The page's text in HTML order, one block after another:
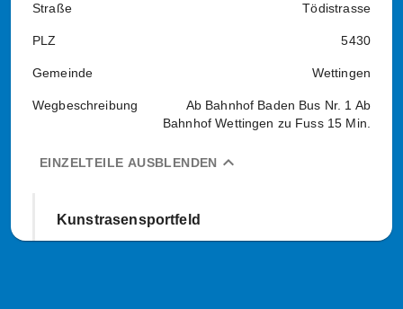
Straße Tödistrasse
PLZ 5430
Gemeinde Wettingen
Wegbeschreibung
Ab Bahnhof Baden Bus Nr. 1 Ab
Bahnhof Wettingen zu Fuss 15 Min.
expand_less
EINZELTEILE AUSBLENDEN
Kunstrasensportfeld